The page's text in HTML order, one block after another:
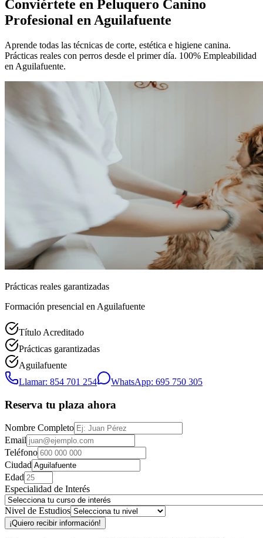
Conviértete en Peluquero Canino
Profesional en Aguilafuente
Aprende todas las técnicas de corte, estética e higiene canina.
Prácticas reales con perros desde el primer día. 100% Empleabilidad
en Aguilafuente.
Prácticas reales garantizadas
Formación presencial en Aguilafuente
Título Acreditado
Prácticas garantizadas
Aguilafuente
Llamar: 854 701 254
WhatsApp: 695 750 305
Reserva tu plaza ahora
Nombre Completo
Email
Teléfono
Ciudad
Edad
Especialidad de Interés
Nivel de Estudios
¡Quiero recibir información!